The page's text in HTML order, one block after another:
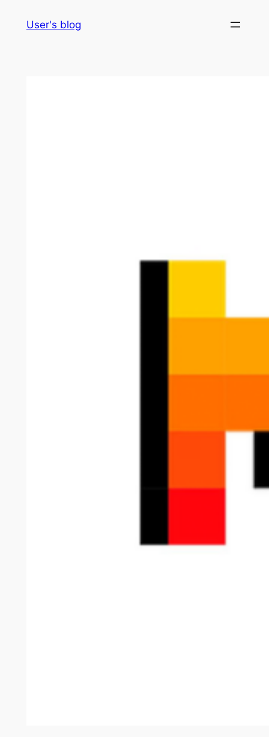
User's blog